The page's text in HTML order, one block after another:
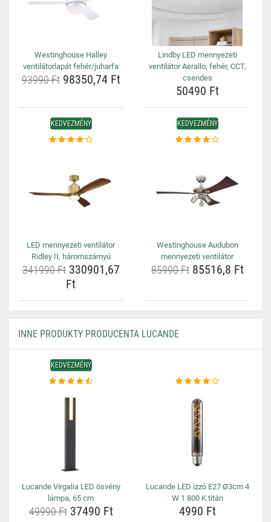
Westinghouse Halley
ventilátorlapát fehér/juharfa
93990 Ft98350,74 Ft
Lindby LED mennyezeti
ventilátor Aerallo, fehér, CCT,
csendes
50490 Ft
KEDVEZMÉNY
LED mennyezeti ventilátor
Ridley II, háromszárnyú
341990 Ft330901,67
Ft
KEDVEZMÉNY
Westinghouse Audubon
mennyezeti ventilátor
85990 Ft85516,8 Ft
INNE PRODUKTY PRODUCENTA LUCANDE
KEDVEZMÉNY
Lucande Virgalia LED ösvény
lámpa, 65 cm
49990 Ft37490 Ft
Lucande LED izzó E27 Ø3cm 4
W 1 800 K titán
4990 Ft